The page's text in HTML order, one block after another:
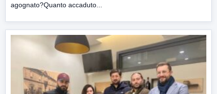
agognato?Quanto accaduto...